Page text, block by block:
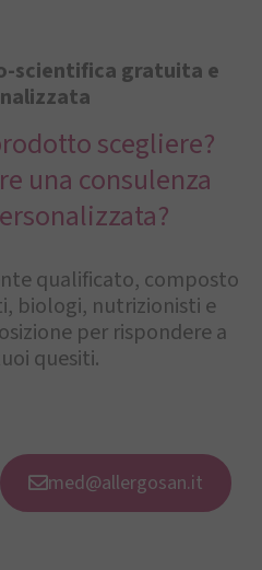
scientifica gratuita e
scegliere?
una consulenza
qualificato, composto
biologi, nutrizionisti e
per rispondere a
quesiti.
med@allergosan.it